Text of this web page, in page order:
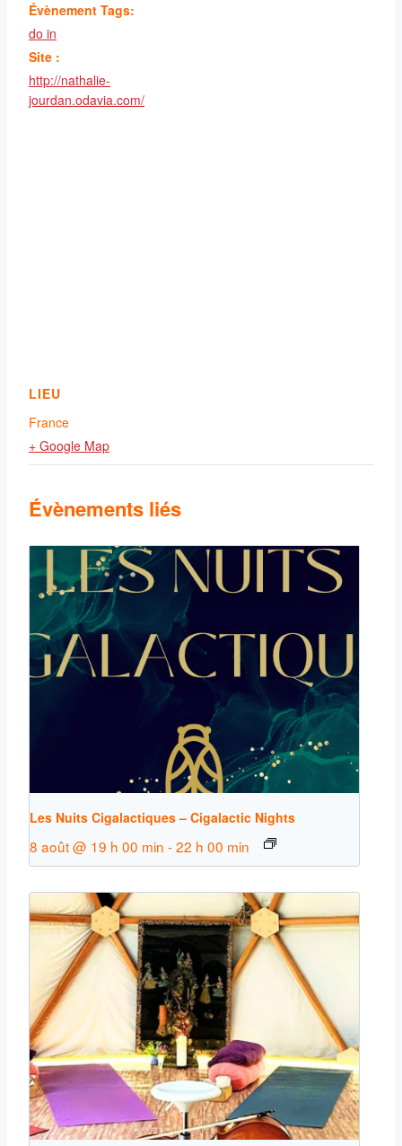
Évènement Tags:
do in
Site :
http://nathalie-
jourdan.odavia.com/
LIEU
France
+ Google Map
Évènements liés
Les Nuits Cigalactiques – Cigalactic Nights
8 août @ 19 h 00 min -22 h 00 min